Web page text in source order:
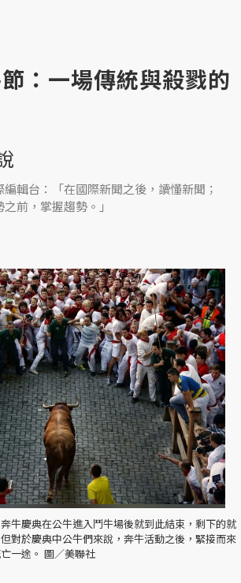
：一場傳統與殺戮的
編輯台：「在國際新聞之後，讀懂新聞；
前，掌握趨勢。」
牛慶典在公牛進入鬥牛場後就到此結束，剩下的就
對於慶典中公牛們來說，奔牛活動之後，緊接而來
一途。 圖／美聯社